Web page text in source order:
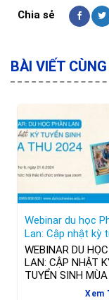
BÀI VIẾT
Webinar du học
Lan: Cập nhật kỳ
sinh mùa Thu
WEBINAR DU
LAN: CẬP NHẬT
TUYỂN SINH
2024 Nếu bạn đã
Xem